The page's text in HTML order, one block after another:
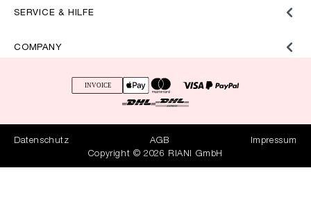
SERVICE & HILFE
COMPANY
Datenschutz AGB
Impressum
Copyright © 2026 RIANI GmbH